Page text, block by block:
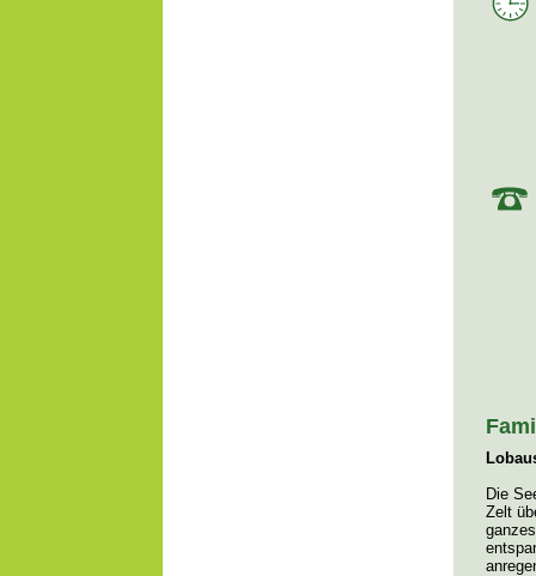
Die
Zelt